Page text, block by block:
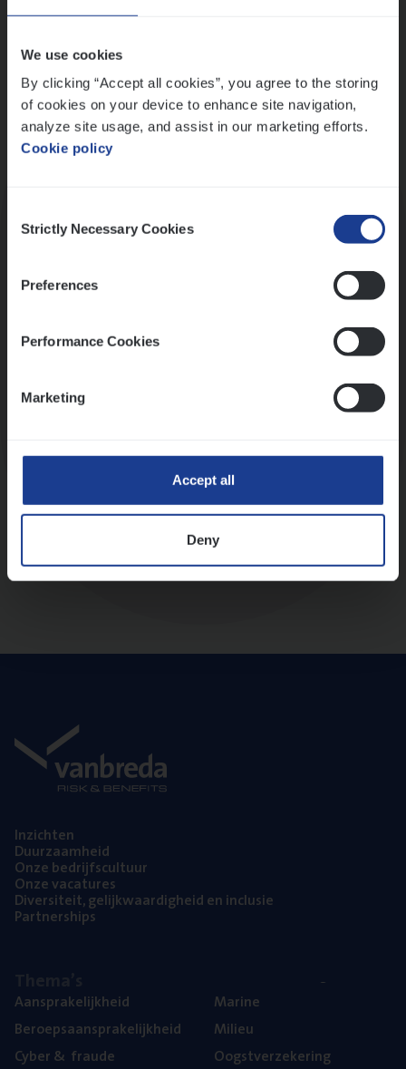
We use cookies
By clicking “Accept all cookies”, you agree to the storing
of cookies on your device to enhance site navigation,
analyze site usage, and assist in our marketing efforts.
Cookie policy
Selection
Strictly Necessary Cookies
Preferences
Performance Cookies
Marketing
Accept all
Deny
Inzich­ten
Duur­zaam­heid
Onze bedrijfs­cul­tuur
Onze vaca­tu­res
Diver­si­teit, gelijk­waar­dig­heid en inclusie
Part­ner­ships
Aan­spra­ke­lijk­heid
Beroeps­aan­spra­ke­lijk­heid
Cyber& fraude
Mari­ne
Mili­eu
Oogst­ver­ze­ke­ring